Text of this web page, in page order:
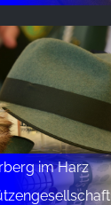
im Harz